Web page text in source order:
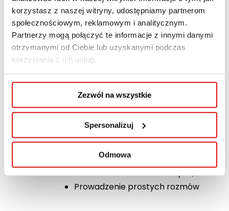
korzystasz z naszej witryny, udostępniamy partnerom
społecznościowym, reklamowym i analitycznym.
Partnerzy mogą połączyć te informacje z innymi danymi
otrzymanymi od Ciebie lub uzyskanymi podczas
korzystania z ich usług.
Zezwól na wszystkie
Spersonalizuj
Odmowa
Pliki do pobrania:
Finansowanie szkolenia przez pracodawcę
POZIOM PODSTAWOWY
Rozumienie prostych wyrażeń i
wypowiedzi dotyczących życia
codziennego;
Tworzenie zdań prostych;
Przedstawienie siebie i innych;
Prowadzenie prostych rozmów